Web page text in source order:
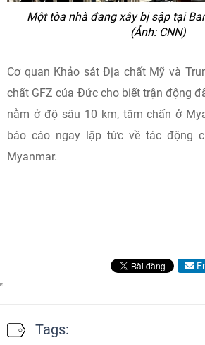
Một tòa nhà đang xây bị sập tại
(Ảnh: CNN)
Cơ quan Khảo sát Địa chất Mỹ và
chất GFZ của Đức cho biết trận động
nằm ở độ sâu 10 km, tâm chấn ở
báo cáo ngay lập tức về tác động
Myanmar.
Tags: